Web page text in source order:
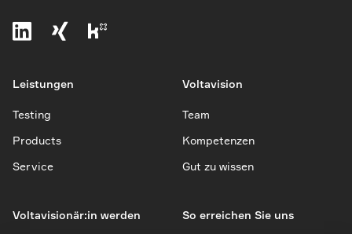
Leistungen
Testing
Products
Service
Voltavision
Team
Kompetenzen
Gut zu wissen
Voltavisionär:in werden So erreichen Sie uns